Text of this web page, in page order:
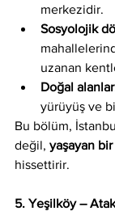
merkezidir.
Sosyolojik
uzanan
Doğal alanlar
yürüyüş ve
Bu bölüm,
değil, yaşayan
hissettirir.
5. Yeşilköy –